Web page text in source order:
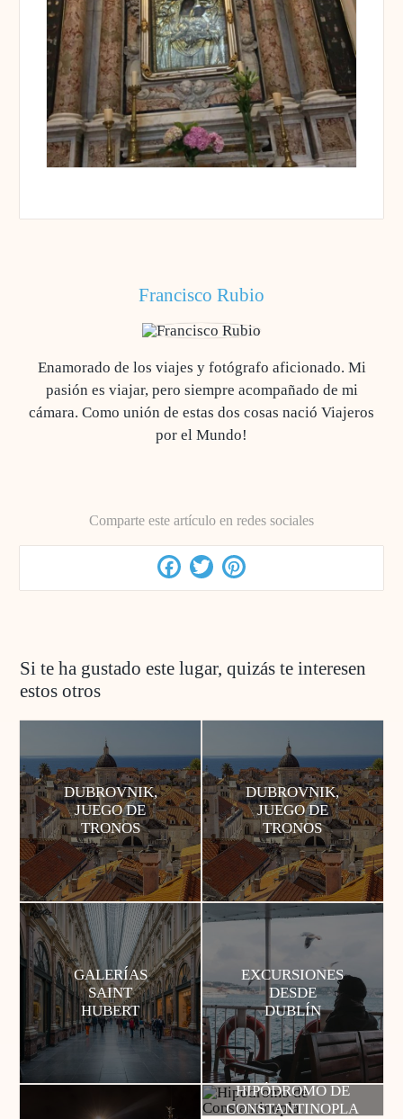
Francisco Rubio
Enamorado de los viajes y fotógrafo aficionado. Mi
pasión es viajar, pero siempre acompañado de mi
cámara. Como unión de estas dos cosas nació Viajeros
por el Mundo!
Comparte este artículo en redes sociales
Facebook
Twitter
Si te ha gustado este lugar, quizás te interesen
estos otros
DUBROVNIK,
JUEGO DE
TRONOS
DUBROVNIK,
JUEGO DE
TRONOS
GALERÍAS
SAINT
HUBERT
EXCURSIONES
DESDE
DUBLÍN
HIPÓDROMO DE
CONSTANTINOPLA